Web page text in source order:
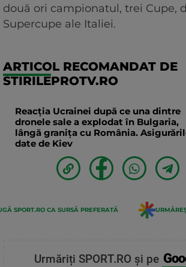
două ori campionatul, trei Cupe,
Supercupe ale Italiei.
ARTICOL RECOMANDAT DE
STIRILEPROTV.RO
Reacția Ucrainei după ce una dintre
dronele sale a explodat în Bulgaria,
lângă granița cu România.
date de Kiev
SPORT.RO CA SURSĂ PREFERATĂ
Urmăriți SPORT.RO și pe